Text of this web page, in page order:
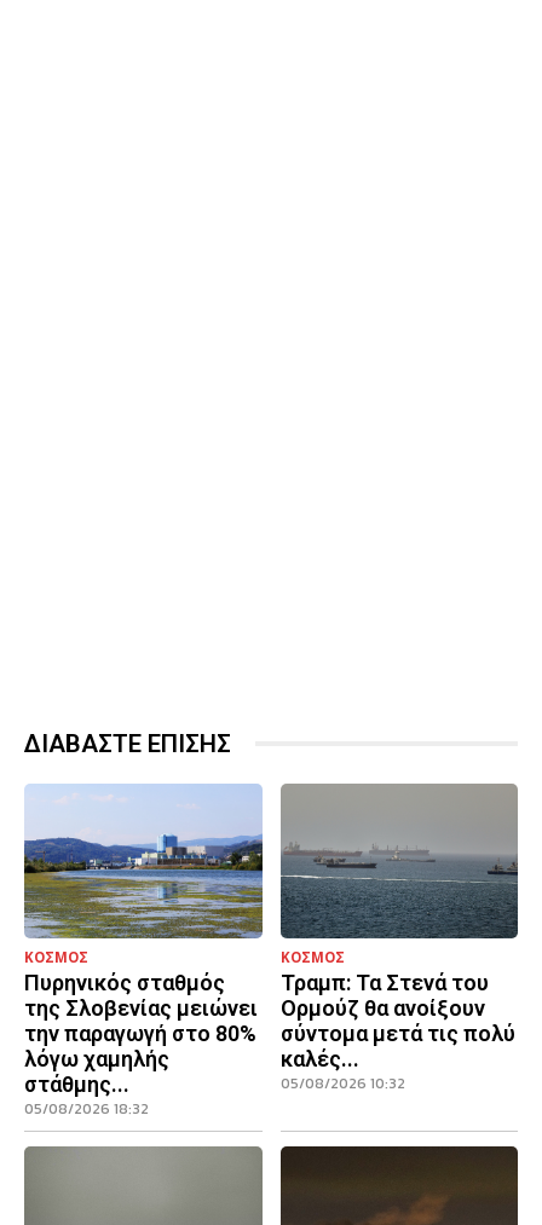
ΔΙΑΒΑΣΤΕ ΕΠΙΣΗΣ
ΚΟΣΜΟΣ
Πυρηνικός σταθμός
της Σλοβενίας μειώνει
την παραγωγή στο 80%
λόγω χαμηλής
στάθμης...
05/08/2026 18:32
ΚΟΣΜΟΣ
Τραμπ: Τα Στενά του
Ορμούζ θα ανοίξουν
σύντομα μετά τις πολύ
καλές...
05/08/2026 10:32